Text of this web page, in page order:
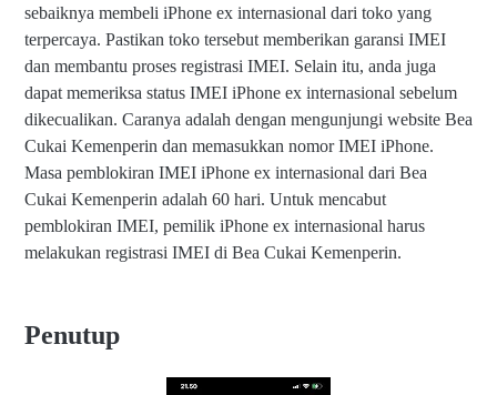
sebaiknya membeli iPhone ex internasional dari toko yang
terpercaya. Pastikan toko tersebut memberikan garansi IMEI
dan membantu proses registrasi IMEI. Selain itu, anda juga
dapat memeriksa status IMEI iPhone ex internasional sebelum
dikecualikan. Caranya adalah dengan mengunjungi website Bea
Cukai Kemenperin dan memasukkan nomor IMEI iPhone.
Masa pemblokiran IMEI iPhone ex internasional dari Bea
Cukai Kemenperin adalah 60 hari. Untuk mencabut
pemblokiran IMEI, pemilik iPhone ex internasional harus
melakukan registrasi IMEI di Bea Cukai Kemenperin.
Penutup